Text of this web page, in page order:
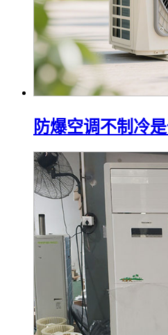
防爆空调不制冷是